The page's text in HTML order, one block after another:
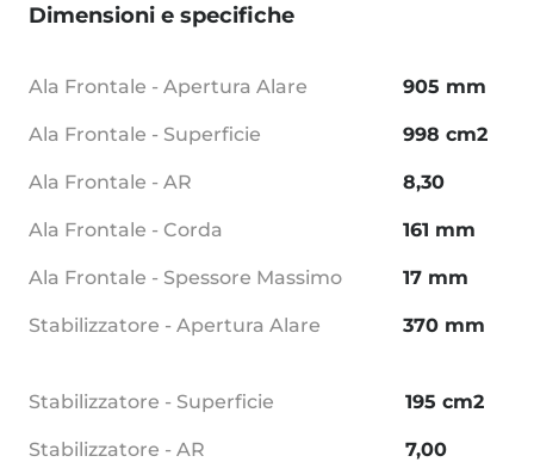
Dimensioni e specifiche
Ala Frontale - Apertura Alare 905 mm
Ala Frontale - Superficie 998 cm2
Ala Frontale - AR 8,30
Ala Frontale - Corda 161 mm
Ala Frontale - Spessore Massimo 17 mm
Stabilizzatore - Apertura Alare 370 mm
Stabilizzatore - Superficie 195 cm2
Stabilizzatore - AR 7,00